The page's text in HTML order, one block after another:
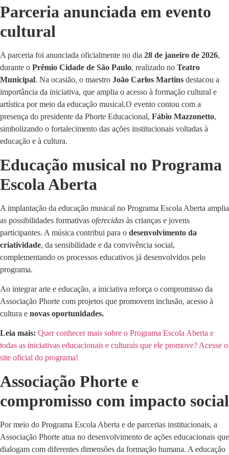
Parceria anunciada em evento
cultural
A parceria foi anunciada oficialmente no dia 28 de janeiro de 2026,
durante o Prêmio Cidade de São Paulo, realizado no Teatro
Municipal. Na ocasião, o maestro João Carlos Martins destacou a
importância da iniciativa, que amplia o acesso à formação cultural e
artística por meio da educação musical.O evento contou com a
presença do presidente da Phorte Educacional, Fábio Mazzonetto,
simbolizando o fortalecimento das ações institucionais voltadas à
educação e à cultura.
Educação musical no Programa
Escola Aberta
A implantação da educação musical no Programa Escola Aberta amplia
as possibilidades formativas oferecidas às crianças e jovens
participantes. A música contribui para o desenvolvimento da
criatividade, da sensibilidade e da convivência social,
complementando os processos educativos já desenvolvidos pelo
programa.
Ao integrar arte e educação, a iniciativa reforça o compromisso da
Associação Phorte com projetos que promovem inclusão, acesso à
cultura e novas oportunidades.
Leia mais: Quer conhecer mais sobre o Programa Escola Aberta e
todas as iniciativas educacionais e culturais que ele promove? Acesse o
site oficial do programa!
Associação Phorte e
compromisso com impacto social
Por meio do Programa Escola Aberta e de parcerias institucionais, a
Associação Phorte atua no desenvolvimento de ações educacionais que
dialogam com diferentes dimensões da formação humana. A educação